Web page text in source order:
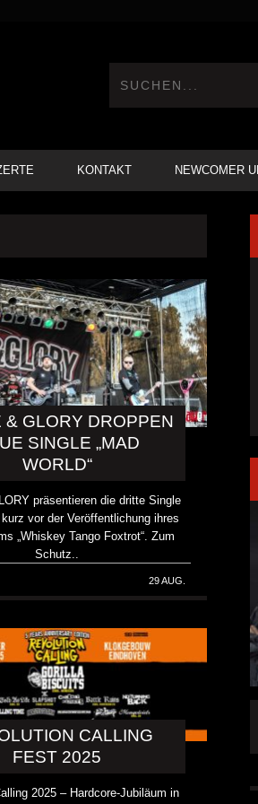
KONTAKT NEWCOMER
& GLORY DROPPEN
SINGLE „MAD
WORLD“
präsentieren die dritte Single
kurz vor der Veröffentlichung ihres
„Whiskey Tango Foxtrot“. Zum
Schutz..
29 AUG.
CALLING
FEST 2025
2025 – Hardcore-Jubiläum in
VERÖFFENTLICHEN NEUE SINGLE
BANNER“